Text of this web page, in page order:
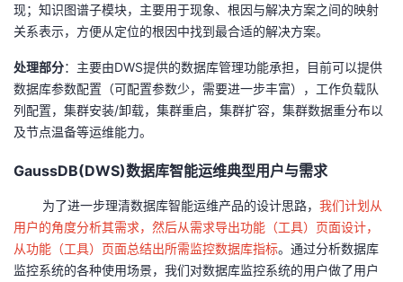
现；知识图谱子模块，主要用于现象、根因与解决方案之间的映射
关系表示，方便从定位的根因中找到最合适的解决方案。
处理部分：主要由DWS提供的数据库管理功能承担，目前可以提供
数据库参数配置（可配置参数少，需要进一步丰富），工作负载队
列配置，集群安装/卸载，集群重启，集群扩容，集群数据重分布以
及节点温备等运维能力。
GaussDB(DWS)数据库智能运维典型用户与需求
为了进一步理清数据库智能运维产品的设计思路， 我们计划从
用户的角度分析其需求，然后从需求导出功能（工具）页面设计，
从功能（工具）页面总结出所需监控数据库指标。通过分析数据库
监控系统的各种使用场景，我们对数据库监控系统的用户做了用户